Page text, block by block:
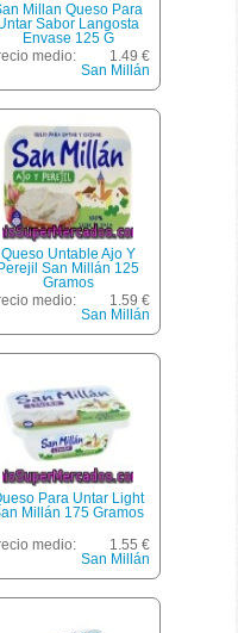
Millan Queso Para
Sabor Langosta
Envase 125 G
medio:
1.49 €
San Millán
Queso Untable Ajo Y
Perejil San Millán 125
Gramos
medio:
1.59 €
San Millán
Para Untar Light
Millán 175 Gramos
medio:
1.55 €
San Millán